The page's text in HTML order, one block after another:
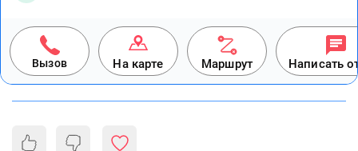
Вызов На карте Маршрут Написать